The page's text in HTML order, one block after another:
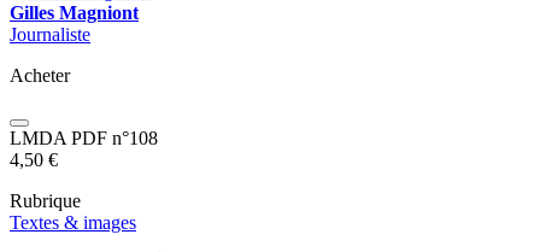
Gilles Magniont
Journaliste
Acheter
LMDA PDF n°108
4,50 €
Rubrique
Textes & images